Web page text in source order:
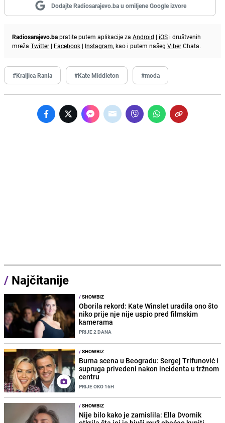
Dodajte Radiosarajevo.ba u omiljene Google izvore
Radiosarajevo.bapratite putem aplikacije za Android | iOS i društvenih
mreža Twitter | Facebook | Instagram, kao i putem našeg ViberChata.
#Kraljica Rania #Kate Middleton #moda
/ Najčitanije
/SHOWBIZ
Oborila rekord: Kate Winslet uradila ono što
niko prije nje nije uspio pred filmskim
kamerama
PRIJE 2 DANA
/SHOWBIZ
Burna scena u Beogradu: Sergej Trifunović i
supruga privedeni nakon incidenta u tržnom
centru
PRIJE OKO 16H
/SHOWBIZ
Nije bilo kako je zamislila: Ella Dvornik